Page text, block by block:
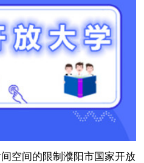
空间的限制濮阳市国家开放